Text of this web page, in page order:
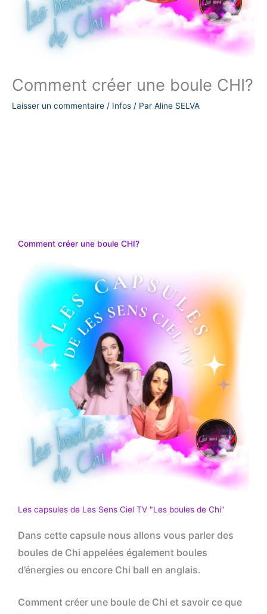
Comment créer une boule CHI?
Laisser un commentaire / Infos / Par Aline SELVA
Comment créer une boule CHI?
Les capsules de Les Sens Ciel TV "Les boules de Chi"
Dans cette capsule nous allons vous parler des
boules de Chi appelées également boules
d’énergies ou encore Chi ball en anglais.
Comment créer une boule de Chi et savoir ce que